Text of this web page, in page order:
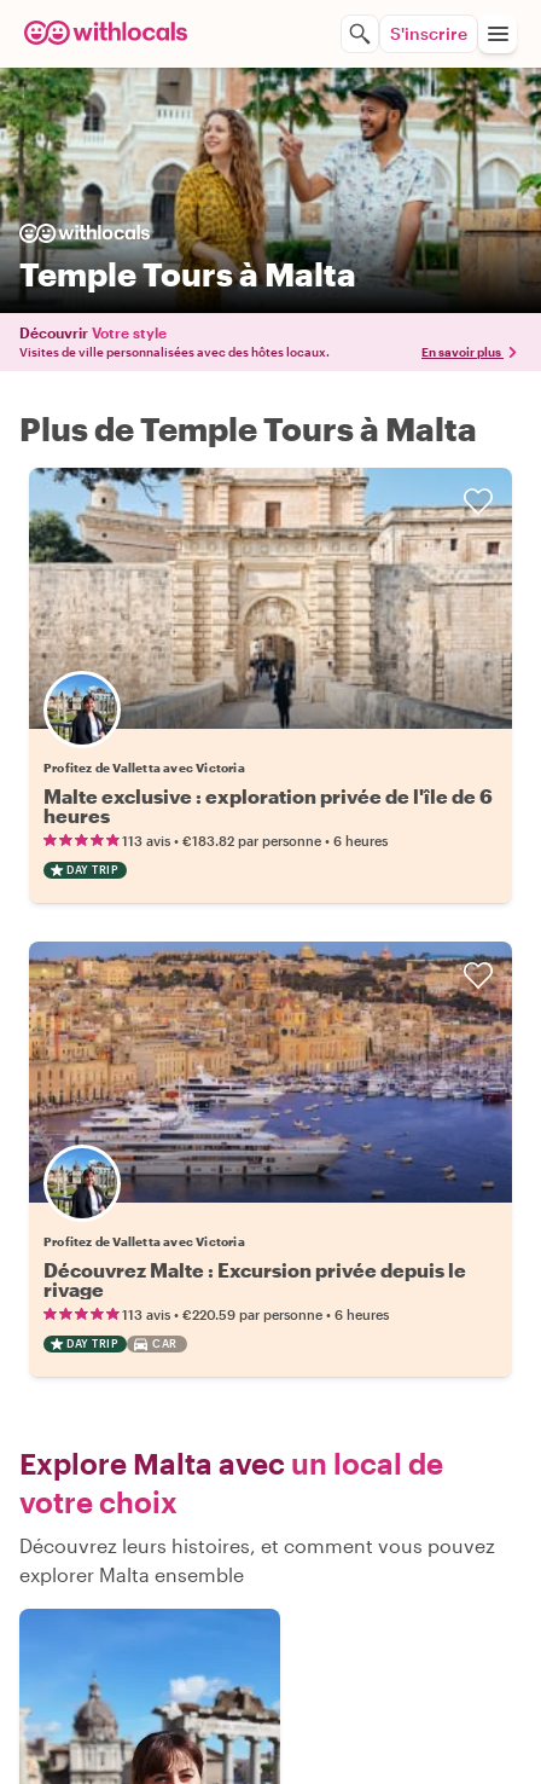
S'inscrire
Temple Tours à Malta
Découvrir Votre style
Visites de ville personnalisées avec des hôtes locaux. En savoir plus
Plus de Temple Tours à Malta
Profitez de Valletta avec Victoria
Malte exclusive : exploration privée de l'île de 6
heures
113 avis • €183.82 par personne • 6 heures
DAY TRIP
Profitez de Valletta avec Victoria
Découvrez Malte : Excursion privée depuis le
rivage
113 avis • €220.59 par personne • 6 heures
DAY TRIP CAR
Explore Malta avec un local de
votre choix
Découvrez leurs histoires, et comment vous pouvez
explorer Malta ensemble